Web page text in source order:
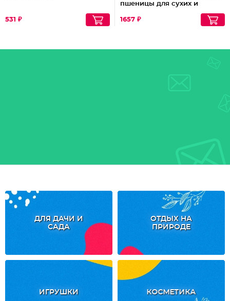
531 ₽
пшеницы для сухих и
PROTEINS
1657 ₽
ДЛЯ ДАЧИ И
САДА
ОТДЫХ НА
ПРИРОДЕ
ИГРУШКИ КОСМЕТИКА